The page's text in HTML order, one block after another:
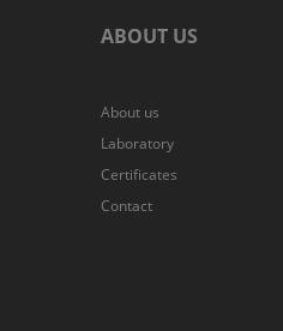
ABOUT US
About us
Laboratory
Certificates
Contact